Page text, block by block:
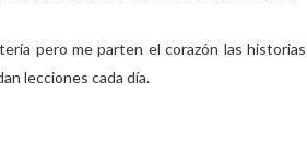
pero me parten el corazón las historias
lecciones cada día.